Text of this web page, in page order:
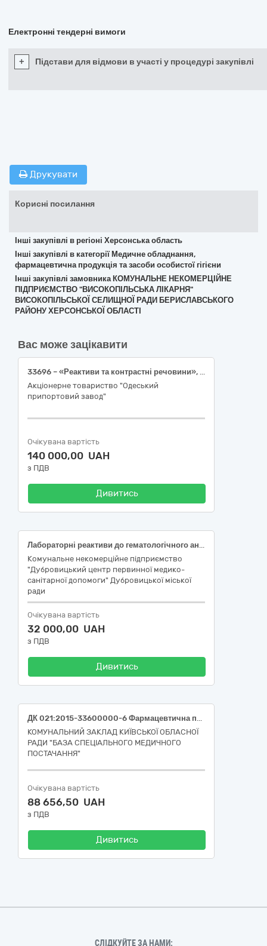
Електронні тендерні вимоги
+ Підстави для відмови в участі у процедурі закупівлі
Друкувати
Корисні посилання
Інші закупівлі в регіоні Херсонська область
Інші закупівлі в категорії Медичне обладнання,
фармацевтична продукція та засоби особистої гігієни
Інші закупівлі замовника КОМУНАЛЬНЕ НЕКОМЕРЦІЙНЕ
ПІДПРИЄМСТВО "ВИСОКОПІЛЬСЬКА ЛІКАРНЯ"
ВИСОКОПІЛЬСЬКОЇ СЕЛИЩНОЇ РАДИ БЕРИСЛАВСЬКОГО
РАЙОНУ ХЕРСОНСЬКОЇ ОБЛАСТІ
Вас може зацікавити
33696 – «Реактиви та контрастні речовини», 8 найменувань.
Акціонерне товариство "Одеський
припортовий завод"
Очікувана вартість
140 000,00 UAH
з ПДВ
Дивитись
Лабораторні реактиви до гематологічного аналізатора BC-20s Mindray
Комунальне некомерційне підприємство
"Дубровицький центр первинної медико-
санітарної допомоги" Дубровицької міської
ради
Очікувана вартість
32 000,00 UAH
з ПДВ
Дивитись
ДК 021:2015-33600000-6 Фармацевтична продукція (ДОТАВІСТ, р-н для ін'єкцій 279,32 мг/мл (0,5 ммоль/мл), фл. 15 мл, №1; ДОТАВІСТ, р-н для ін'єкцій 279,32 мг/мл (0,5 ммоль/мл), фл. 20 мл, №1)
КОМУНАЛЬНИЙ ЗАКЛАД КИЇВСЬКОЇ ОБЛАСНОЇ
РАДИ "БАЗА СПЕЦІАЛЬНОГО МЕДИЧНОГО
ПОСТАЧАННЯ"
Очікувана вартість
88 656,50 UAH
з ПДВ
Дивитись
СЛІДКУЙТЕ ЗА НАМИ: